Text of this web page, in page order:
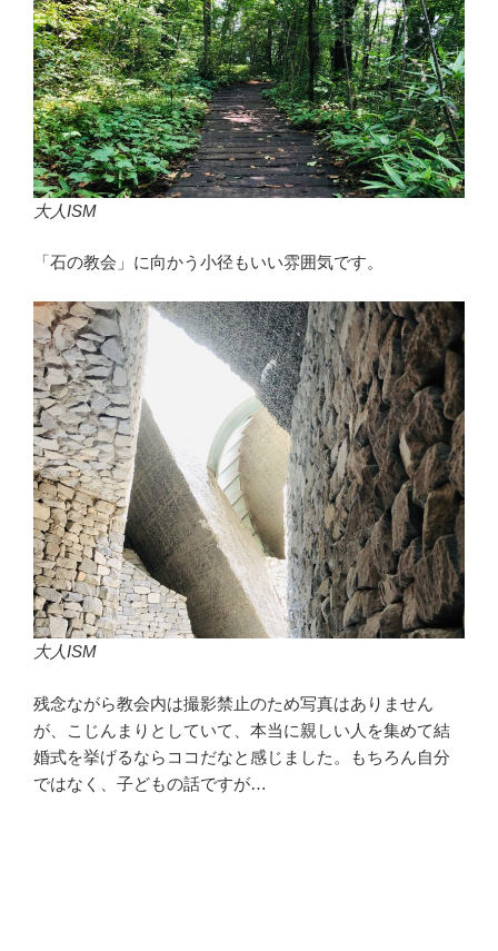
大人ISM
「石の教会」に向かう小径もいい雰囲気です。
大人ISM
残念ながら教会内は撮影禁止のため写真はありません
が、こじんまりとしていて、本当に親しい人を集めて結
婚式を挙げるならココだなと感じました。もちろん自分
ではなく、子どもの話ですが…